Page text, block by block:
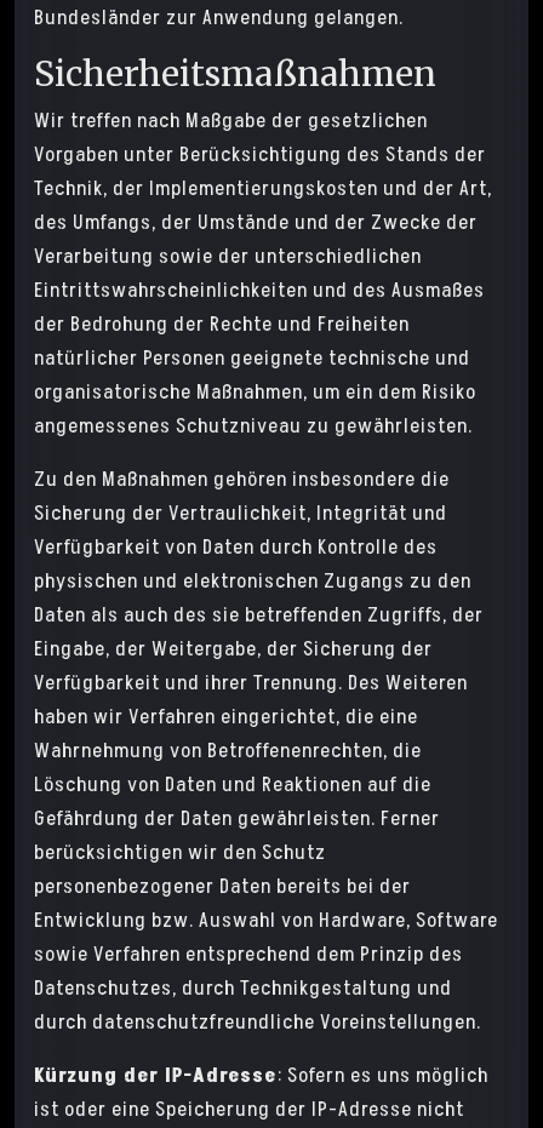
Bundesländer zur Anwendung gelangen.
Sicherheitsmaßnahmen
Wir treffen nach Maßgabe der gesetzlichen
Vorgaben unter Berücksichtigung des Stands der
Technik, der Implementierungskosten und der Art,
des Umfangs, der Umstände und der Zwecke der
Verarbeitung sowie der unterschiedlichen
Eintrittswahrscheinlichkeiten und des Ausmaßes
der Bedrohung der Rechte und Freiheiten
natürlicher Personen geeignete technische und
organisatorische Maßnahmen, um ein dem Risiko
angemessenes Schutzniveau zu gewährleisten.
Zu den Maßnahmen gehören insbesondere die
Sicherung der Vertraulichkeit, Integrität und
Verfügbarkeit von Daten durch Kontrolle des
physischen und elektronischen Zugangs zu den
Daten als auch des sie betreffenden Zugriffs, der
Eingabe, der Weitergabe, der Sicherung der
Verfügbarkeit und ihrer Trennung. Des Weiteren
haben wir Verfahren eingerichtet, die eine
Wahrnehmung von Betroffenenrechten, die
Löschung von Daten und Reaktionen auf die
Gefährdung der Daten gewährleisten. Ferner
berücksichtigen wir den Schutz
personenbezogener Daten bereits bei der
Entwicklung bzw. Auswahl von Hardware, Software
sowie Verfahren entsprechend dem Prinzip des
Datenschutzes, durch Technikgestaltung und
durch datenschutzfreundliche Voreinstellungen.
Kürzung der IP-Adresse: Sofern es uns möglich
ist oder eine Speicherung der IP-Adresse nicht